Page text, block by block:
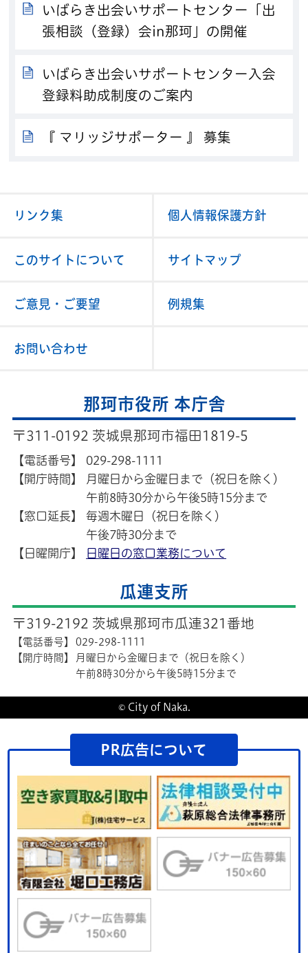
いばらき出会いサポートセンター「出
張相談（登録）会in那珂」の開催
いばらき出会いサポートセンター入会
登録料助成制度のご案内
『 マリッジサポーター 』 募集
リンク集 個人情報保護方針
このサイトについて サイトマップ
ご意見・ご要望 例規集
お問い合わせ
那珂市役所 本庁舎
〒311-0192 茨城県那珂市福田1819-5
【電話番号】
029-298-1111
【開庁時間】
月曜日から金曜日まで（祝日を除く）
午前8時30分から午後5時15分まで
【窓口延長】
毎週木曜日（祝日を除く）
午後7時30分まで
【日曜開庁】
日曜日の窓口業務について
瓜連支所
〒319-2192 茨城県那珂市瓜連321番地
【電話番号】
029-298-1111
【開庁時間】
月曜日から金曜日まで（祝日を除く）
午前8時30分から午後5時15分まで
© City of Naka.
PR広告について